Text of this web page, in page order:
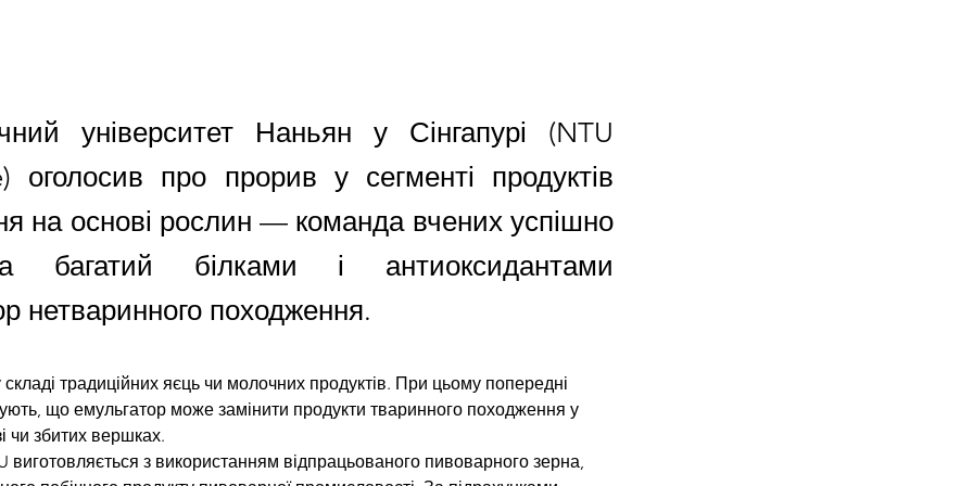
університет Наньян у Сінгапурі (NTU
оголосив про прорив у сегменті продуктів
на основі рослин — команда вчених успішно
багатий білками і антиоксидантами
нетваринного походження.
складі традиційних яєць чи молочних продуктів. При цьому попередні
що емульгатор може замінити продукти тваринного походження у
чи збитих вершках.
виготовляється з використанням відпрацьованого пивоварного зерна,